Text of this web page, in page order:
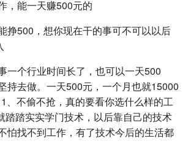
，能一天赚500元的
挣500，想你现在干的事可不可以以后
一个行业时间长了，也可以一天500
持去做。一天500元，一个月也就15000
、不偷不抢，真的要看你选什么样的工
踏踏实实学门技术，以后靠自己的技术
怕找不到工作，有了技术今后的生活都